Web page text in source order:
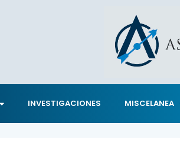
INVESTIGACIONES MISCELANEA